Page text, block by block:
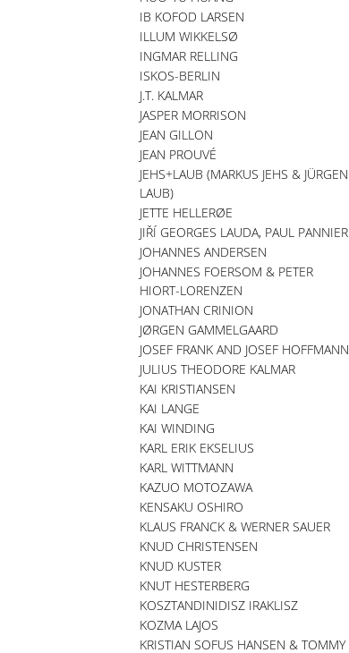
IB KOFOD LARSEN
ILLUM WIKKELSØ
INGMAR RELLING
ISKOS-BERLIN
J.T. KALMAR
JASPER MORRISON
JEAN GILLON
JEAN PROUVÉ
JEHS+LAUB (MARKUS JEHS & JÜRGEN
LAUB)
JETTE HELLERØE
JIŘÍ GEORGES LAUDA, PAUL PANNIER
JOHANNES ANDERSEN
JOHANNES FOERSOM & PETER
HIORT-LORENZEN
JONATHAN CRINION
JØRGEN GAMMELGAARD
JOSEF FRANK AND JOSEF HOFFMANN
JULIUS THEODORE KALMAR
KAI KRISTIANSEN
KAI LANGE
KAI WINDING
KARL ERIK EKSELIUS
KARL WITTMANN
KAZUO MOTOZAWA
KENSAKU OSHIRO
KLAUS FRANCK & WERNER SAUER
KNUD CHRISTENSEN
KNUD KUSTER
KNUT HESTERBERG
KOSZTANDINIDISZ IRAKLISZ
KOZMA LAJOS
KRISTIAN SOFUS HANSEN & TOMMY